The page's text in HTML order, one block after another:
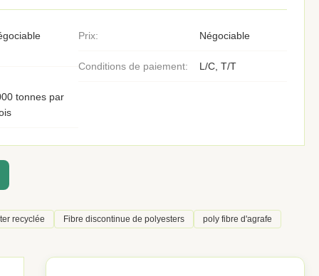
Prix: Négociable
Conditions de paiement: L/C, T/T
tonnes par
recyclée Fibre discontinue de polyesters poly fibre d'agrafe